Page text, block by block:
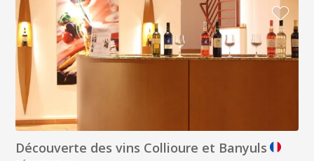
Découverte des vins Collioure et Banyuls